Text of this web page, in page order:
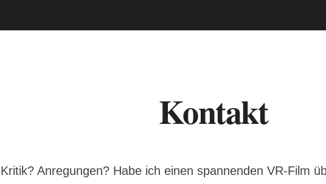
Kontakt
Kritik? Anregungen? Habe ich einen spannenden VR-Film